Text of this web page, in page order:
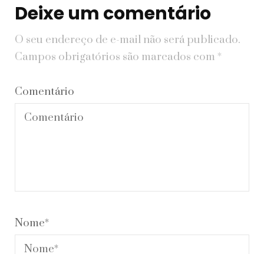
Deixe um comentário
O seu endereço de e-mail não será publicado.
Campos obrigatórios são marcados com *
Comentário
Nome*